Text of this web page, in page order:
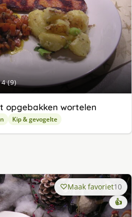
4 (9)
opgebakken wortelen
Kip & gevogelte
Maak favoriet10
👍